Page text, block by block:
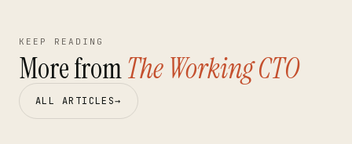
KEEP READING
More fromThe Working CTO
ALL ARTICLES→